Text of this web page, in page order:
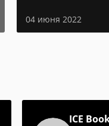
04 июня 2022
ICE